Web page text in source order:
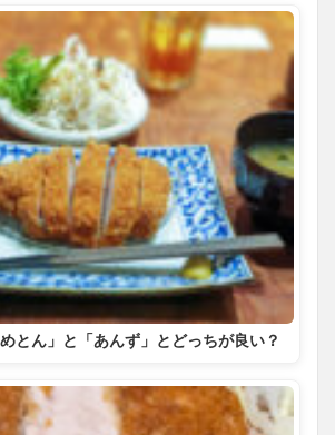
とん」と「あんず」とどっちが良い？